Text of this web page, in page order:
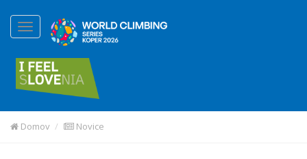
Domov Novice